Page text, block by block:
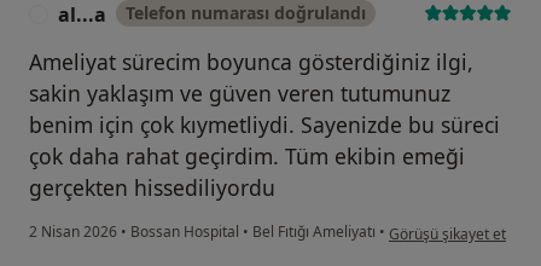
al...a Telefon numarası doğrulandı
Ameliyat sürecim boyunca gösterdiğiniz ilgi,
sakin yaklaşım ve güven veren tutumunuz
benim için çok kıymetliydi. Sayenizde bu süreci
çok daha rahat geçirdim. Tüm ekibin emeği
gerçekten hissediliyordu
2 Nisan 2026 • Bossan Hospital • Bel Fıtığı Ameliyatı • kullanıcının görüşüne
Görüşü şikayet et